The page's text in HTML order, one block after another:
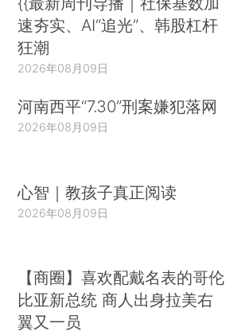
速夯实、AI“追光”、韩股杠杆
狂潮
2026年08月09日
河南西平“7.30”刑案嫌犯落网
2026年08月09日
心智｜教孩子真正阅读
2026年08月09日
【商圈】喜欢配戴名表的哥伦
比亚新总统 商人出身拉美右
翼又一员